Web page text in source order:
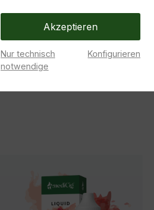
Akzeptieren
Nur technisch
notwendige
Konfigurieren